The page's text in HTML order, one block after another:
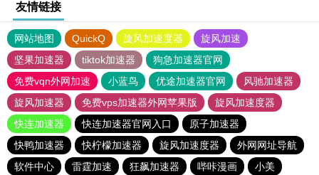
友情链接
网站地图 QuickQ 旋风加速度器
旋风加速
坚果加速器
tiktok加速器
狗急加速器官网
免费vqn外网加速
小蓝鸟 优途加速器官网
风驰加速器
旋风加速器
免费vps加速器外网苹果版
旋风加速度器
快连加速器
快连加速器官网入口
原子加速器
快鸭加速器
快柠檬加速器 旋风加速度器
外网网址导航
软件中心
雷霆加速 狂飙加速器 哔咔漫画
小美